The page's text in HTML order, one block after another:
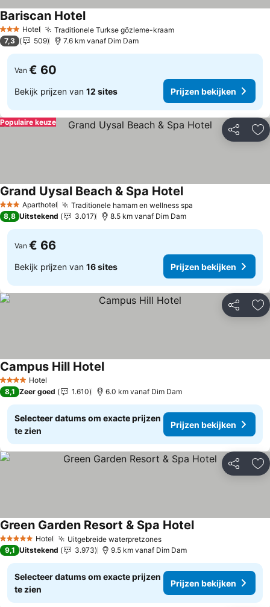
3 SterrenHotel Traditionele Turkse gözleme-kraamPrijzen bekijken
Bariscan HotelPrijzen bekijken
7,3 509 7.6 km vanaf Dim Dam
Van € 60
Bekijk prijzen van 12 sites Prijzen bekijken
Delen
Populaire keuze
3 SterrenAparthotel Traditionele hamam en wellness spa
Grand Uysal Beach & Spa HotelPrijzen bekijken
8,8 Uitstekend 3.017 8.5 km vanaf Dim Dam
Van € 66
Bekijk prijzen van 16 sites Prijzen bekijken
Delen
4 SterrenHotel
Campus Hill HotelPrijzen bekijken
8,1 Zeer goed 1.610 6.0 km vanaf Dim Dam
Selecteer datums om exacte prijzen
te zien
Prijzen bekijken
Delen
5 Sterren Hotel Uitgebreide waterpretzonesPrijzen bekijken
Green Garden Resort & Spa HotelPrijzen bekijken
9,1 Uitstekend 3.973 9.5 km vanaf Dim Dam
Selecteer datums om exacte prijzen
te zien
Prijzen bekijken